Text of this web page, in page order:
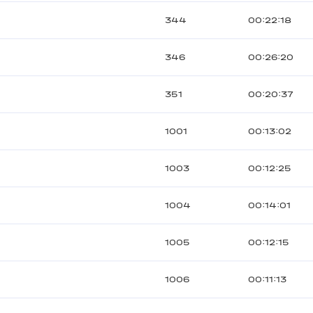
344 00:22:18
346 00:26:20
351 00:20:37
1001 00:13:02
1003 00:12:25
1004 00:14:01
1005 00:12:15
1006 00:11:13